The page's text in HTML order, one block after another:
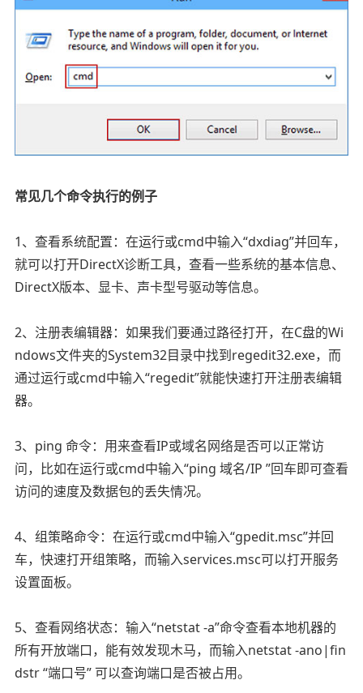
常见几个命令执行的例子
1、查看系统配置：在运行或cmd中输入“dxdiag”并回车，
就可以打开DirectX诊断工具，查看一些系统的基本信息、
DirectX版本、显卡、声卡型号驱动等信息。
2、注册表编辑器：如果我们要通过路径打开，在C盘的Wi
ndows文件夹的System32目录中找到regedit32.exe，而
通过运行或cmd中输入“regedit”就能快速打开注册表编辑
器。
3、ping 命令：用来查看IP或域名网络是否可以正常访
问，比如在运行或cmd中输入“ping 域名/IP ”回车即可查看
访问的速度及数据包的丢失情况。
4、组策略命令：在运行或cmd中输入“gpedit.msc”并回
车，快速打开组策略，而输入services.msc可以打开服务
设置面板。
5、查看网络状态：输入“netstat -a”命令查看本地机器的
所有开放端口，能有效发现木马，而输入netstat -ano|fin
dstr “端口号” 可以查询端口是否被占用。